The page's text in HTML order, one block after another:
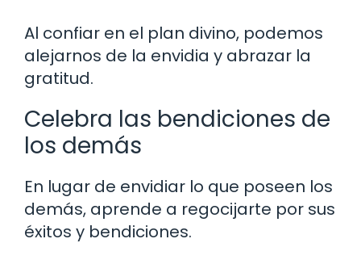
Al confiar en el plan divino, podemos
alejarnos de la envidia y abrazar la
gratitud.
Celebra las bendiciones de
los demás
En lugar de envidiar lo que poseen los
demás, aprende a regocijarte por sus
éxitos y bendiciones.